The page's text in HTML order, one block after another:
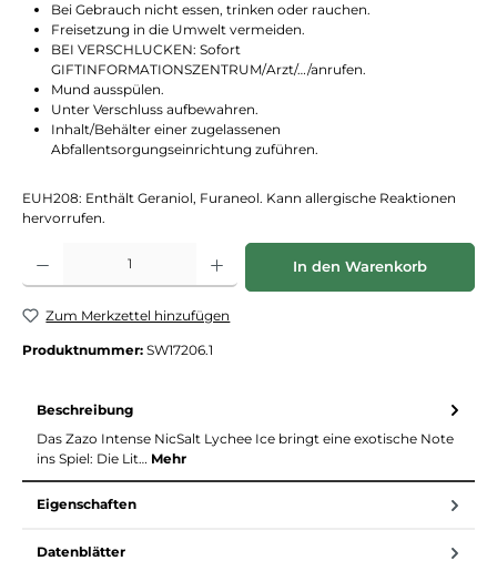
Bei Gebrauch nicht essen, trinken oder rauchen.
Freisetzung in die Umwelt vermeiden.
BEI VERSCHLUCKEN: Sofort
GIFTINFORMATIONSZENTRUM/Arzt/…/anrufen.
Mund ausspülen.
Unter Verschluss aufbewahren.
Inhalt/Behälter einer zugelassenen
Abfallentsorgungseinrichtung zuführen.
EUH208: Enthält Geraniol, Furaneol. Kann allergische Reaktionen
hervorrufen.
Produkt Anzahl: Gib den gewünschten Wert ein oder benutze die
In den Warenkorb
Zum Merkzettel hinzufügen
Produktnummer: SW17206.1
Beschreibung
Das Zazo Intense NicSalt Lychee Ice bringt eine exotische Note
ins Spiel: Die Lit… Mehr
Eigenschaften
Datenblätter